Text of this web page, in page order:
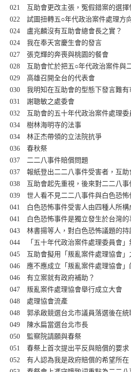
021 互助會更改主張，冤假錯案的選擇
022 試圖扭轉五○年代政治案件處理方
024 盧兆麟沒有互助會總會長之實？
024 我在奉天宮慶生會的發言
027 張克輝的奔喪與桃園的餐會
028 互助會忙於把五○年代政治案件與
029 高雄召開全台的代表會
030 我明知在互助會的型態下發言難有
031 謝聰敏之處委會
032 互助會的五十年代政治案件處理委
034 樹林海明寺的法事
034 林正杰帶領的立法院抗爭
036 春秋祭
037 二二八事件賠償問題
037 報紙登出二二八事件受害者，互助
038 互助會起先重視，後來對二二八事
039 世人看不見二二八事件與白色恐怖
041 白色恐怖事件受害人由四種人所構
041 白色恐怖事件是獨立發生於台灣的
043 林書揚等人，對白色恐怖議題的持
044 「五十年代政治案件處理委員會」
045 互助會擬用「叛亂案件處理協會」
046 應不應成立「叛亂案件處理協會」
046 有立案就有政府補助？
047 叛亂案件處理協會舉行成立大會
048 處理協會流產
048 郭承啟競選台北市議員落選後在統
049 陳水扁當選台北市長
050 監察院請願與春祭
051 春祭上首次提出平反與賠償的要求
052 有人認為我是政府賠償的希望所在